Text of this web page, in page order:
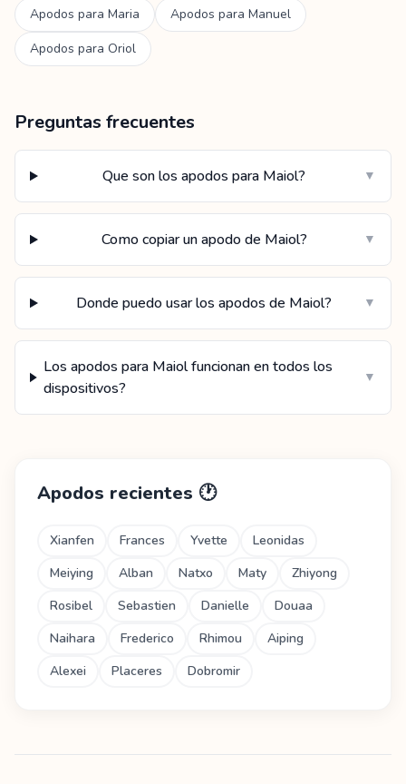
Apodos para Maria Apodos para Manuel
Apodos para Oriol
Preguntas frecuentes
Que son los apodos para Maiol? ▼
Como copiar un apodo de Maiol? ▼
Donde puedo usar los apodos de Maiol? ▼
Los apodos para Maiol funcionan en todos los
dispositivos?
▼
Apodos recientes 🕐
Xianfen Frances Yvette
Leonidas
Meiying
Alban Natxo Maty
Zhiyong
Rosibel
Sebastien Danielle
Douaa
Naihara
Frederico Rhimou
Aiping
Alexei
Placeres Dobromir